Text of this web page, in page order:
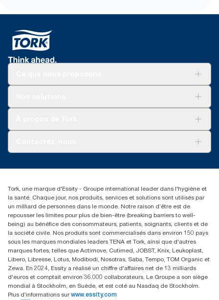
Réclamation pour distributeurs
02 766 05 30
Essity Belgium NV
Berkenlaan 8B
1831 MACHELEN
Tork, une marque d'Essity - Groupe international leader dans l'hygiène et
la santé. Chaque jour, nos produits, services et solutions sont utilisés par
un milliard de personnes dans le monde. Notre raison d’être est de
repousser les limites pour plus de bien-être (breaking barriers to well-
being) au bénéfice des consommateurs, patients, soignants, clients et de
la société civile. Nos produits sont commercialisés dans environ 150 pays
sous les marques mondiales leaders TENA et Tork, ainsi que d'autres
marques fortes, telles que Actimove, Cutimed, JOBST, Knix, Leukoplast,
Libero, Libresse, Lotus, Modibodi, Nosotras, Saba, Tempo, TOM Organic et
Zewa. En 2024, Essity a réalisé un chiffre d'affaires net de 13 milliards
d'euros et comptait environ 36.000 collaborateurs. Le Groupe a son siège
mondial à Stockholm, en Suède, et est coté au Nasdaq de Stockholm.
Plus d’informations sur www.essity.com